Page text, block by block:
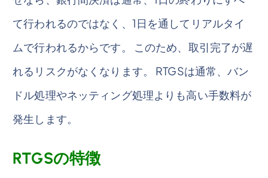
て行われるのではなく、1日を通してリアルタイ
ムで行われるからです。 このため、取引完了が遅
れるリスクがなくなります。 RTGSは通常、バン
ドル処理やネッティング処理よりも高い手数料が
発生します。
RTGSの特徴